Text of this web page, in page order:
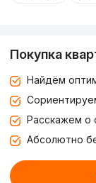
Покупка
Найдём
Расскажем о
Абсолютно